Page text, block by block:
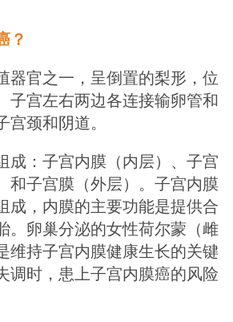
？
器官之一，呈倒置的梨形，位
子宫左右两边各连接输卵管和
颈和阴道。
成：子宫内膜（内层）、子宫
和子宫膜（外层）。子宫内膜
成，内膜的主要功能是提供合
。卵巢分泌的女性荷尔蒙（雌
维持子宫内膜健康生长的关键
调时，患上子宫内膜癌的风险